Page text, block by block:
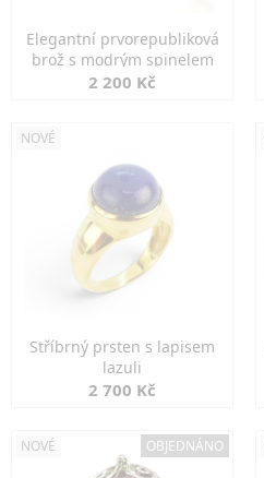
Elegantní prvorepubliková
brož s modrým spinelem
2 200 Kč
NOVÉ
Stříbrný prsten s lapisem
lazuli
2 700 Kč
NOVÉ OBJEDNÁNO